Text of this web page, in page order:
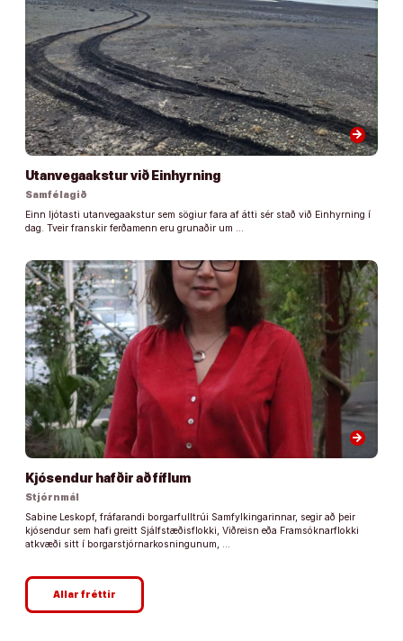
arrow_forward
Utanvegaakstur við Einhyrning
Samfélagið
Einn ljótasti utanvegaakstur sem sögiur fara af átti sér stað við Einhyrning í
dag. Tveir franskir ferðamenn eru grunaðir um …
arrow_forward
Kjósendur hafðir að fíflum
Stjórnmál
Sabine Leskopf, fráfarandi borgarfulltrúi Samfylkingarinnar, segir að þeir
kjósendur sem hafi greitt Sjálfstæðisflokki, Viðreisn eða Framsóknarflokki
atkvæði sitt í borgarstjórnarkosningunum, …
Allar fréttir